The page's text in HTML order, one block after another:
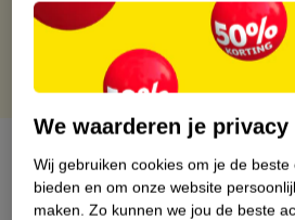
Gratis punten met je Kruidvat kaart
Over dit product
Productinformatie
We waarderen je privacy
Wij gebruiken cookies om je de beste
bieden en om onze website
maken. Zo kunnen we jou de beste